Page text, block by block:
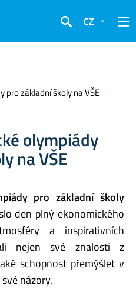
Hledat
CZ
pro základní školy na VŠE
olympiády
na VŠE
pro základní školy
den plný ekonomického
a inspirativních
nejen své znalosti z
schopnost přemýšlet v
názory.